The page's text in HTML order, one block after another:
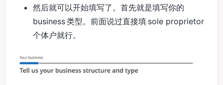
然后就可以开始填写了。首先就是填写你的
business 类型。前面说过直接填 sole proprietor
个体户就行。